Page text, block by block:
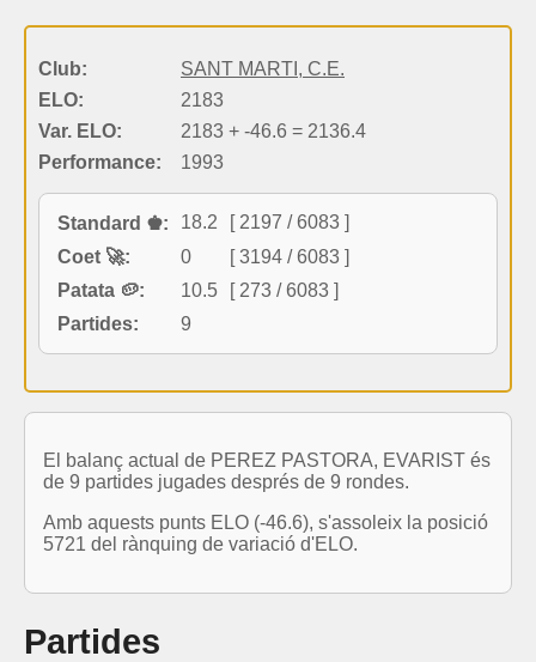
Club:
SANT MARTI, C.E.
ELO:
2183
Var. ELO:
2183 + -46.6 = 2136.4
Performance:
1993
Standard ♚: 18.2
[ 2197 / 6083 ]
Coet 🚀:
0
[ 3194 / 6083 ]
Patata 🥔:
10.5
[ 273 / 6083 ]
Partides:
9
El balanç actual de PEREZ PASTORA, EVARIST és
de 9 partides jugades després de 9 rondes.
Amb aquests punts ELO (-46.6), s'assoleix la posició
5721 del rànquing de variació d'ELO.
Partides